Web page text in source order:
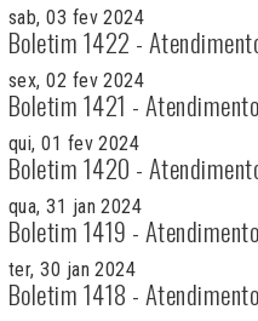
sab, 03 fev 2024
Boletim 1422 -
sex, 02 fev 2024
Boletim 1421 -
qui, 01 fev 2024
Boletim 1420 -
qua, 31 jan 2024
Boletim 1419 -
ter, 30 jan 2024
Boletim 1418 -